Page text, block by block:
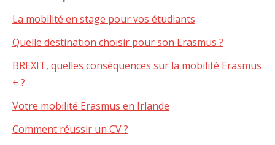
La mobilité en stage pour vos étudiants
Quelle destination choisir pour son Erasmus ?
BREXIT, quelles conséquences sur la mobilité Erasmus
+ ?
Votre mobilité Erasmus en Irlande
Comment réussir un CV ?